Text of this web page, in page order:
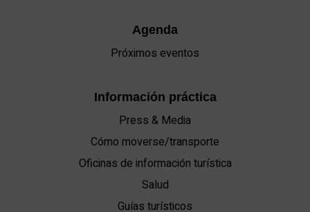
Agenda
Próximos eventos
Información práctica
Press & Media
Cómo moverse/transporte
Oficinas de información turística
Salud
Guías turísticos